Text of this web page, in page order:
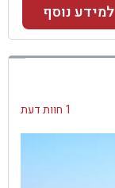
למידע נוסף
1 חוות דעת